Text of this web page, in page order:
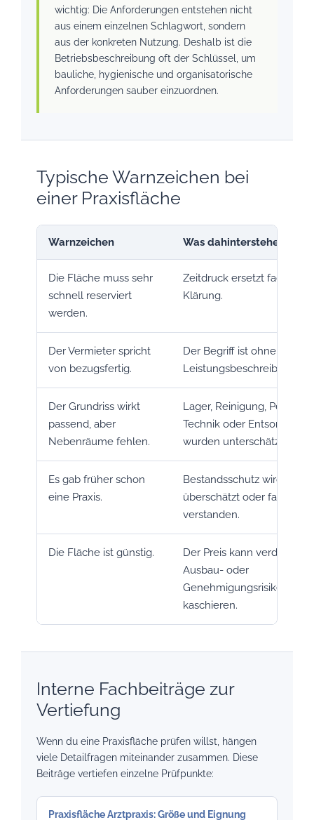
wichtig: Die Anforderungen entstehen nicht
aus einem einzelnen Schlagwort, sondern
aus der konkreten Nutzung. Deshalb ist die
Betriebsbeschreibung oft der Schlüssel, um
bauliche, hygienische und organisatorische
Anforderungen sauber einzuordnen.
Typische Warnzeichen bei
einer Praxisfläche
Warnzeichen Was dahinterstehen kann
Die Fläche muss sehr
schnell reserviert
werden.
Zeitdruck ersetzt fachliche
Klärung.
Der Vermieter spricht
von bezugsfertig.
Der Begriff ist ohne
Leistungsbeschreibung
Der Grundriss wirkt
passend, aber
Nebenräume fehlen.
Lager, Reinigung, Personal,
Technik oder Entsorgung
wurden unterschätzt.
Es gab früher schon
eine Praxis.
Bestandsschutz wird
überschätzt oder falsch
verstanden.
Die Fläche ist günstig.
Der Preis kann verdeckte
Ausbau- oder
Genehmigungsrisiken
kaschieren.
Interne Fachbeiträge zur
Vertiefung
Wenn du eine Praxisfläche prüfen willst, hängen
viele Detailfragen miteinander zusammen. Diese
Beiträge vertiefen einzelne Prüfpunkte:
Praxisfläche Arztpraxis: Größe und Eignung